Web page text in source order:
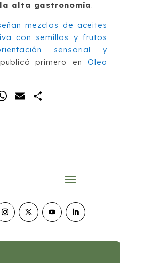
alta gastronomía.
mezclas de aceites
con semillas y frutos
sensorial y
primero enOleo
WhatsApp
Email